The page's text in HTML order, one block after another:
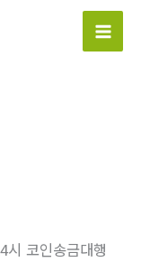
Main
코인송금대행